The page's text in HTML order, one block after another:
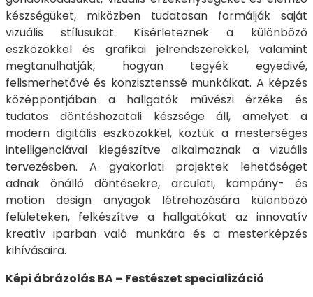
készségüket, miközben tudatosan formálják saját
vizuális stílusukat. Kísérleteznek a különböző
eszközökkel és grafikai jelrendszerekkel, valamint
megtanulhatják, hogyan tegyék egyedivé,
felismerhetővé és konzisztenssé munkáikat. A képzés
középpontjában a hallgatók művészi érzéke és
tudatos döntéshozatali készsége áll, amelyet a
modern digitális eszközökkel, köztük a mesterséges
intelligenciával kiegészítve alkalmaznak a vizuális
tervezésben. A gyakorlati projektek lehetőséget
adnak önálló döntésekre, arculati, kampány- és
motion design anyagok létrehozására különböző
felületeken, felkészítve a hallgatókat az innovatív
kreatív iparban való munkára és a mesterképzés
kihívásaira.
Képi ábrázolás BA – Festészet specializáció